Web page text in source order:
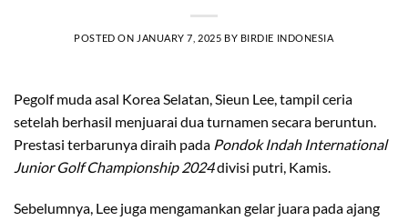
POSTED ON JANUARY 7, 2025 BY BIRDIE INDONESIA
Pegolf muda asal Korea Selatan, Sieun Lee, tampil ceria
setelah berhasil menjuarai dua turnamen secara beruntun.
Prestasi terbarunya diraih pada Pondok Indah International
Junior Golf Championship 2024divisi putri, Kamis.
Sebelumnya, Lee juga mengamankan gelar juara pada ajang